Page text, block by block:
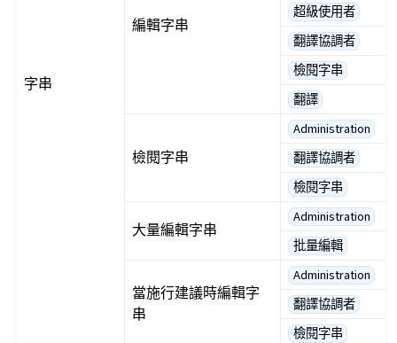
字串
編輯字串
超級使用者
翻譯協調者
檢閱字串
翻譯
檢閱字串
Administration
翻譯協調者
檢閱字串
大量編輯字串
Administration
批量編輯
當施行建議時編輯字
串
Administration
翻譯協調者
檢閱字串